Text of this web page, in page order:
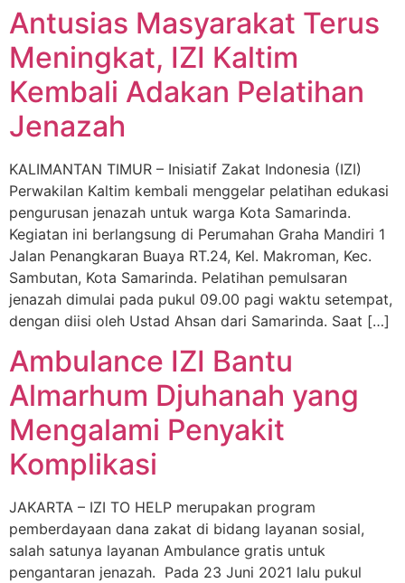
Antusias Masyarakat Terus
Meningkat, IZI Kaltim
Kembali Adakan Pelatihan
Jenazah
KALIMANTAN TIMUR – Inisiatif Zakat Indonesia (IZI)
Perwakilan Kaltim kembali menggelar pelatihan edukasi
pengurusan jenazah untuk warga Kota Samarinda.
Kegiatan ini berlangsung di Perumahan Graha Mandiri 1
Jalan Penangkaran Buaya RT.24, Kel. Makroman, Kec.
Sambutan, Kota Samarinda. Pelatihan pemulsaran
jenazah dimulai pada pukul 09.00 pagi waktu setempat,
dengan diisi oleh Ustad Ahsan dari Samarinda. Saat […]
Ambulance IZI Bantu
Almarhum Djuhanah yang
Mengalami Penyakit
Komplikasi
JAKARTA – IZI TO HELP merupakan program
pemberdayaan dana zakat di bidang layanan sosial,
salah satunya layanan Ambulance gratis untuk
pengantaran jenazah. Pada 23 Juni 2021 lalu pukul